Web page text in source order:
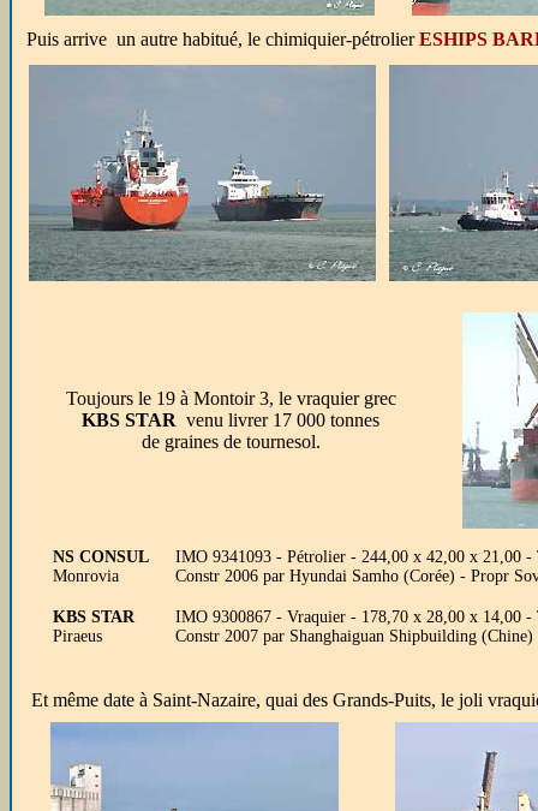
Puis arrive un autre habitué, le chimiquier-pétrolierESHIPS
Toujours le 19 à Montoir 3, le vraquier grec
KBS STAR venu livrer 17 000 tonnes
de graines de tournesol.
NS CONSUL
Monrovia
IMO 9341093 - Pétrolier - 244,00 x 42,00 x 21,00
Constr 2006 par Hyundai Samho (Corée) - Propr
KBS STAR
Piraeus
IMO 9300867 - Vraquier - 178,70 x 28,00 x 14,00
Constr 2007 par Shanghaiguan Shipbuilding
Et même date à Saint-Nazaire, quai des Grands-Puits, le joli